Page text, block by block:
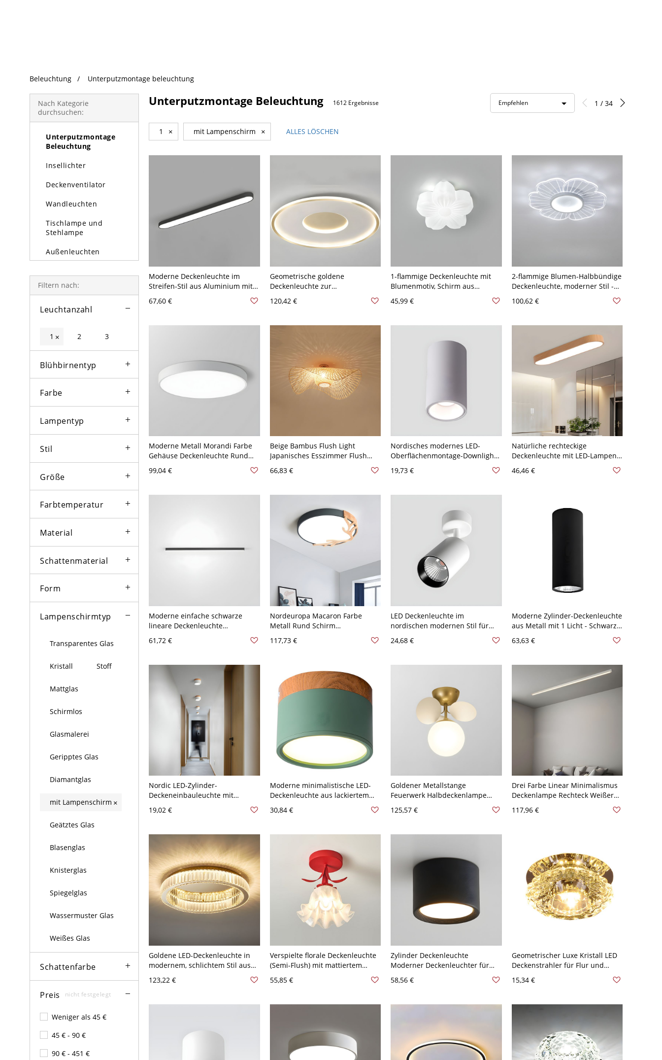
Beleuchtung Unterputzmontage beleuchtung
Nach Kategorie
durchsuchen:
Beleuchtung
Kronleuchter
Pendelleuchte
Unterputzmontage
Beleuchtung
Insellichter
Deckenventilator
Wandleuchten
Tischlampe und
Stehlampe
Außenleuchten
Filtern nach:
Leuchtanzahl
1 × 2 3
Blühbirnentyp
Farbe
Lampentyp
Stil
Größe
Farbtemperatur
Material
Schattenmaterial
Form
Lampenschirmtyp
Transparentes Glas
Kristall Stoff
Mattglas
Schirmlos
Glasmalerei
Geripptes Glas
Diamantglas
mit Lampenschirm ×
Geätztes Glas
Blasenglas
Knisterglas
Spiegelglas
Wassermuster Glas
Weißes Glas
Schattenfarbe
Preis nicht festgelegt
Weniger als 45 €
45 € - 90 €
90 € - 451 €
Unterputzmontage Beleuchtung 1612 Ergebnisse Empfehlen 1 / 34
1 × mit Lampenschirm × ALLES LÖSCHEN
Moderne Deckenleuchte im
Streifen-Stil aus Aluminium mit
110V-120V 62,23 cm Schwarz
67,60 €
Geometrische goldene
Deckenleuchte zur
Silikongel-Schirm für
cm Rund Weißlicht
120,42 €
1-flammige Deckenleuchte mit
Blumenmotiv, Schirm aus
Kreidepolymer, fest verdrahtet -
110V-120V 15,24 cm
45,99 €
2-flammige Blumen-Halbbündige
Deckenleuchte, moderner Stil -
100,62 €
Moderne Metall Morandi Farbe
Gehäuse Deckenleuchte Rund
Schirm LED 1-Licht Deckenlampe
- Weiß 110V-120V 22,86 cm
99,04 €
Beige Bambus Flush Light
Japanisches Esszimmer Flush
Licht - Braun 110V-120V 48,26 cm
66,83 €
Nordisches modernes LED-
Oberflächenmontage-Downlight
Oberflächenmontage-
Warm 10,16 cm
19,73 €
Natürliche rechteckige
Deckenleuchte mit LED-Lampen -
46,46 €
Moderne einfache schwarze
lineare Deckenleuchte
Wohnzimmer
61,72 €
Nordeuropa Macaron Farbe
Metall Rund Schirm
Deckenlampe Geweih Dekor LED
1-Licht Deckenleuchte - Grau
117,73 €
LED Deckenleuchte im
nordischen modernen Stil für
Weiß Warm 7w
24,68 €
Moderne Zylinder-Deckenleuchte
aus Metall mit 1 Licht - Schwarz
63,63 €
Nordic LED-Zylinder-
Deckeneinbauleuchte mit
Holzmaserung - Weiß 110V-120V
Weißlicht
19,02 €
Moderne minimalistische LED-
Deckenleuchte aus lackiertem
Grün 110V-120V Weißlicht
30,84 €
Goldener Metallstange
Feuerwerk Halbdeckenlampe
Glasschirm Deckenleuchte - Weiß
125,57 €
Drei Farbe Linear Minimalismus
Deckenlampe Rechteck Weißer
Weiß 110V-120V 59,69 cm
117,96 €
Goldene LED-Deckenleuchte in
modernem, schlichtem Stil aus
Edelstahl für den Innenbereich
mit Kristallschirm - Golden 110V-
Dimmen
123,22 €
Verspielte florale Deckenleuchte
(Semi-Flush) mit mattiertem
Glasblütenblatt-Schirm für Flur
und Kinderzimmer - Rot 110V-
55,85 €
Zylinder Deckenleuchte
Moderner Deckenleuchter für
110V-120V 8,89 cm Weißlicht
58,56 €
Geometrischer Luxe Kristall LED
Deckenstrahler für Flur und
Transparenz 110V-120V Weißlicht
15,34 €